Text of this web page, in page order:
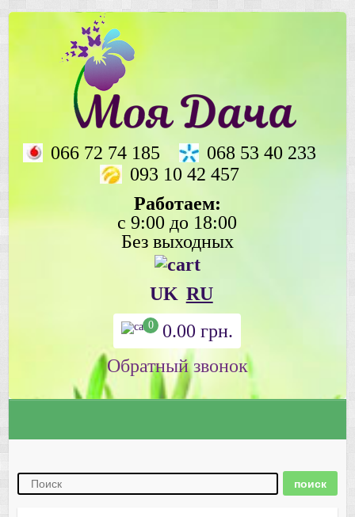
066 72 74 185
068 53 40 233
093 10 42 457
Работаем:
с 9:00 до 18:00
Без выходных
UK RU
0 0.00грн.